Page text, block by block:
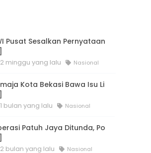
Pusat Sesalkan Pernyataan
2 minggu yang lalu Nasional
Kota Bekasi Bawa Isu Li
1 bulan yang lalu Nasional
Patuh Jaya Ditunda, Po
2 bulan yang lalu Nasional